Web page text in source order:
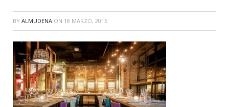
BY ALMUDENA ON 18 MARZO, 2016